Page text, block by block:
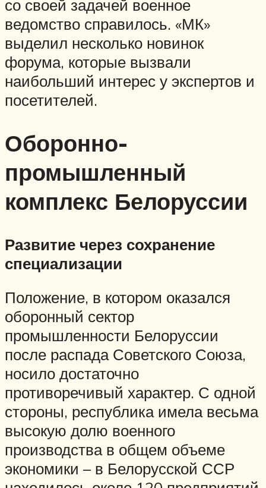
со своей задачей военное
ведомство справилось. «МК»
выделил несколько новинок
форума, которые вызвали
наибольший интерес у экспертов и
посетителей.
Оборонно-
промышленный
комплекс Белоруссии
Развитие через сохранение
специализации
Положение, в котором оказался
оборонный сектор
промышленности Белоруссии
после распада Советского Союза,
носило достаточно
противоречивый характер. С одной
стороны, республика имела весьма
высокую долю военного
производства в общем объеме
экономики – в Белорусской ССР